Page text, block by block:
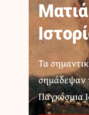
Τα
σημάδεψαν
Παγκόσμια